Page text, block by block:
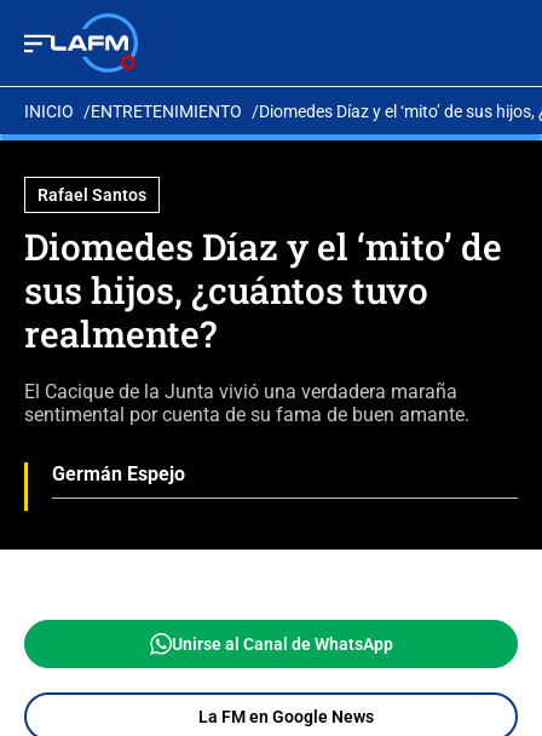
INICIO ENTRETENIMIENTO Diomedes Díaz y el ‘mito’ de sus
Rafael Santos
Diomedes Díaz y el ‘mito’ de
sus hijos, ¿cuántos tuvo
realmente?
El Cacique de la Junta vivió una verdadera maraña
sentimental por cuenta de su fama de buen amante.
Germán Espejo
Unirse al Canal de WhatsApp
La FM en Google News